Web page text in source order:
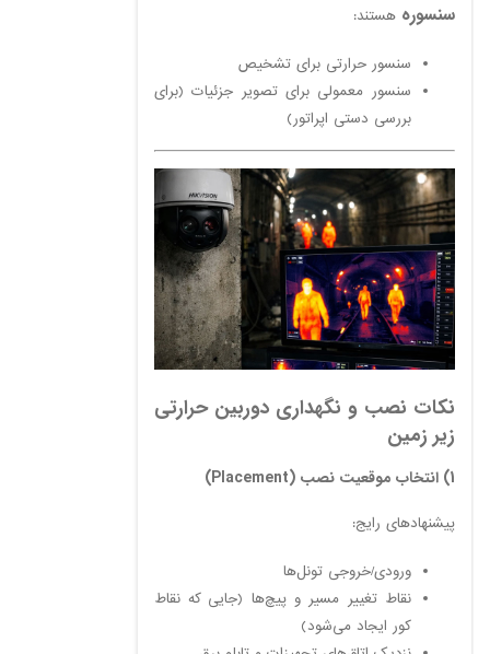
سنسوره هستند:
سنسور حرارتی برای تشخیص
سنسور معمولی برای تصویر جزئیات (برای
بررسی دستی اپراتور)
نکات نصب و نگهداری دوربین حرارتی
زیر زمین
1) انتخاب موقعیت نصب (Placement)
پیشنهادهای رایج:
ورودی/خروجی تونل‌ها
نقاط تغییر مسیر و پیچ‌ها (جایی که نقاط
کور ایجاد می‌شود)